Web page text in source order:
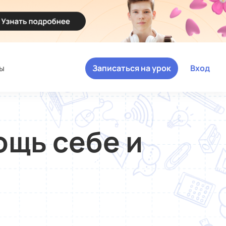
Вход
Записаться на урок
себе и